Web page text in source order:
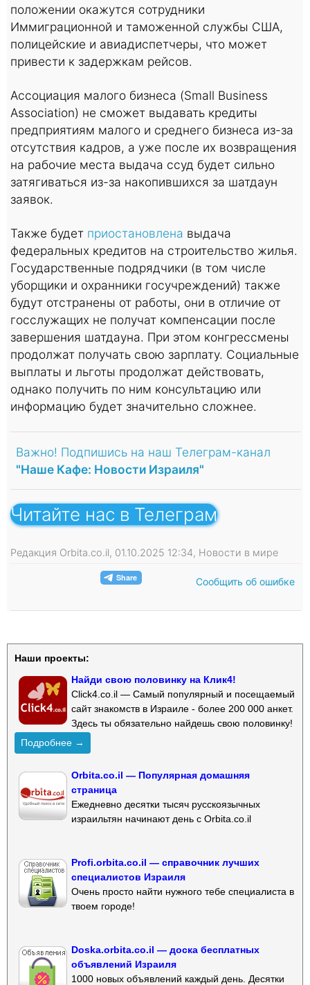
положении окажутся сотрудники
Иммиграционной и таможенной службы США,
полицейские и авиадиспетчеры, что может
привести к задержкам рейсов.
Ассоциация малого бизнеса (Small Business
Association) не сможет выдавать кредиты
предприятиям малого и среднего бизнеса из-за
отсутствия кадров, а уже после их возвращения
на рабочие места выдача ссуд будет сильно
затягиваться из-за накопившихся за шатдаун
заявок.
Также будет приостановлена выдача
федеральных кредитов на строительство жилья.
Государственные подрядчики (в том числе
уборщики и охранники госучреждений) также
будут отстранены от работы, они в отличие от
госслужащих не получат компенсации после
завершения шатдауна. При этом конгрессмены
продолжат получать свою зарплату. Социальные
выплаты и льготы продолжат действовать,
однако получить по ним консультацию или
информацию будет значительно сложнее.
Важно! Подпишись на наш Телеграм-канал
"Наше Кафе: Новости Израиля"
Читайте нас в Телеграм
Редакция Orbita.co.il, 01.10.2025 12:34, Новости в мире
Сообщить об ошибке
Наши проекты:
Найди свою половинку на Клик4!
Click4.co.il — Самый популярный и посещаемый
сайт знакомств в Израиле - более 200 000 анкет.
Здесь ты обязательно найдешь свою половинку!
Подробнее →
Orbita.co.il — Популярная домашняя
страница
Ежедневно десятки тысяч русскоязычных
израильтян начинают день с Orbita.co.il
Profi.orbita.co.il — справочник лучших
специалистов Израиля
Очень просто найти нужного тебе специалиста в
твоем городе!
Doska.orbita.co.il — доска бесплатных
объявлений Израиля
1000 новых объявлений каждый день. Десятки